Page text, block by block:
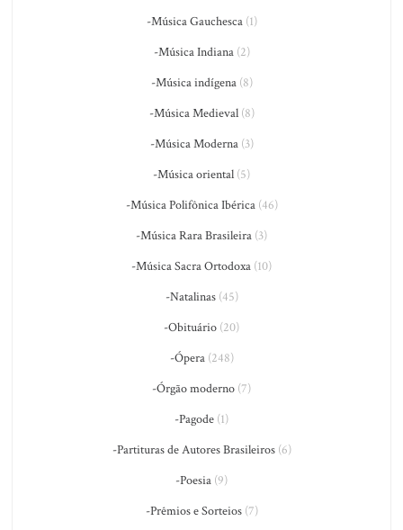
-Música Gauchesca(1)
-Música Indiana(2)
-Música indígena(8)
-Música Medieval(8)
-Música Moderna(3)
-Música oriental (5)
-Música Polifônica Ibérica(46)
-Música Rara Brasileira (3)
-Música Sacra Ortodoxa (10)
-Natalinas(45)
-Obituário (20)
-Ópera(248)
-Órgão moderno (7)
-Pagode (1)
-Partituras de Autores Brasileiros(6)
-Poesia (9)
-Prêmios e Sorteios(7)